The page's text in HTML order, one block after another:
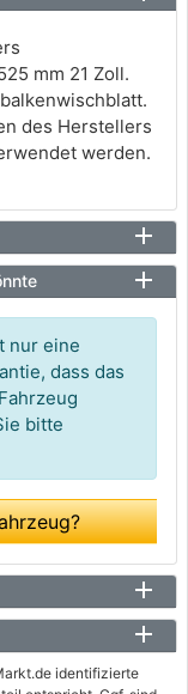
mm 21 Zoll.
des Herstellers
werden.
nur eine
dass das
bitte
identifizierte